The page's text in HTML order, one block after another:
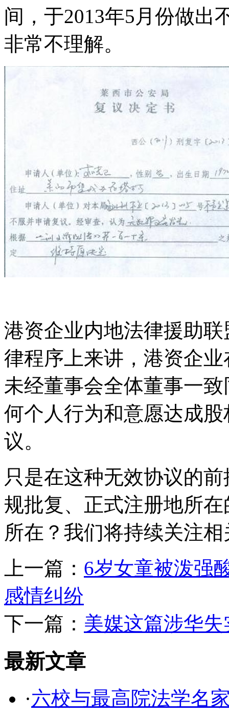
间，于2013年5月份做出
非常不理解。
港资企业内地法律援助
律程序上来讲，港资企
未经董事会全体董事一
何个人行为和意愿达成
议。
只是在这种无效协议的
规批复、正式注册地所
所在？我们将持续关注
上一篇： 6岁女童被泼强
感情纠纷
下一篇： 美媒这篇涉华
最新文章
·六校与最高院法学名